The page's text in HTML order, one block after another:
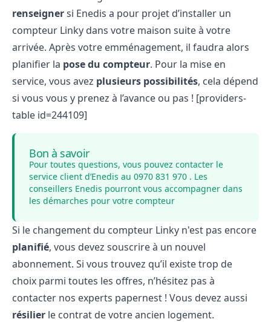
renseignersi Enedis a pour projet d’installer un
compteur Linky dans votre maison suite à votre
arrivée. Après votre emménagement, il faudra alors
planifier la pose du compteur. Pour la mise en
service, vous avez plusieurs possibilités, cela dépend
si vous vous y prenez à l’avance ou pas ! [providers-
table id=244109]
Bon à savoir
Pour toutes questions, vous pouvez contacter le
service client d’Enedis au 0970 831 970 . Les
conseillers Enedis pourront vous accompagner dans
les démarches pour votre compteur
Si le changement du compteur Linky n'est pas encore
planifié, vous devez souscrire à un nouvel
abonnement. Si vous trouvez qu’il existe trop de
choix parmi toutes les offres, n’hésitez pas à
contacter nos experts papernest ! Vous devez aussi
résilier le contrat de votre ancien logement.